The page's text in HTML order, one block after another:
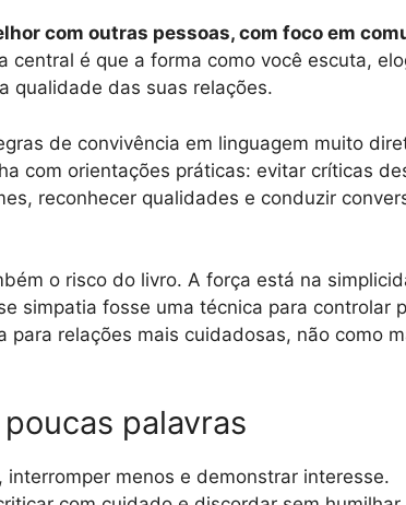
com outras pessoas, com foco em
central é que a forma como você escuta,
qualidade das suas relações.
de convivência em linguagem muito
com orientações práticas: evitar críticas
reconhecer qualidades e conduzir
o risco do livro. A força está na
simpatia fosse uma técnica para controlar
relações mais cuidadosas, não como
palavras
interromper menos e demonstrar interesse.